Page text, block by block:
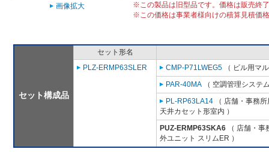
画像拡大
※この製品は旧型品です。価格は販売終
※この価格は事業者様向けの積算見積価
セット構成品
セット形名
PLZ-ERMP63SLER
CMP-P71LWEG5 （ ビル用マ
PAR-40MA （ 空調管理システ
PL-RP63LA14 （ 店舗・事務
天井カセット形室内 ）
PUZ-ERMP63SKA6 （ 店舗・
外ユニット スリムER ）